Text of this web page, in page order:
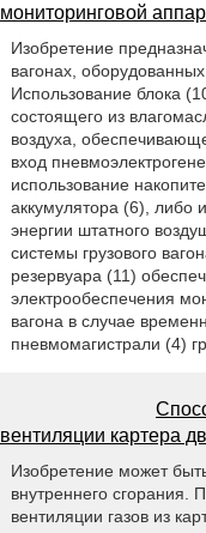
мониторинговой
Изобретение
вагонах,
Использование блока
состоящего из
воздуха,
вход
использование
аккумулятора (6), либо
энергии штатного
системы грузового
резервуара (11)
электрообеспечения
вагона в случае
пневмомагистрали (4)
вентиляции картера
Изобретение может
внутреннего
вентиляции газов из